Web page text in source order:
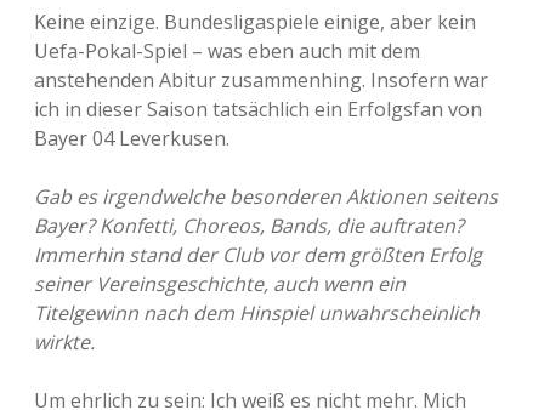
Keine einzige. Bundesligaspiele einige, aber kein
Uefa-Pokal-Spiel – was eben auch mit dem
anstehenden Abitur zusammenhing. Insofern war
ich in dieser Saison tatsächlich ein Erfolgsfan von
Bayer 04 Leverkusen.
Gab es irgendwelche besonderen Aktionen seitens
Bayer? Konfetti, Choreos, Bands, die auftraten?
Immerhin stand der Club vor dem größten Erfolg
seiner Vereinsgeschichte, auch wenn ein
Titelgewinn nach dem Hinspiel unwahrscheinlich
wirkte.
Um ehrlich zu sein: Ich weiß es nicht mehr. Mich